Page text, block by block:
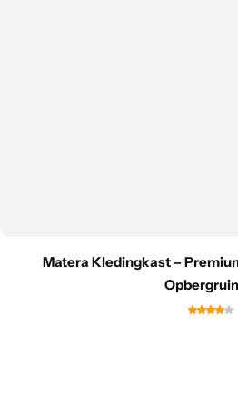
Matera Kledingkast –